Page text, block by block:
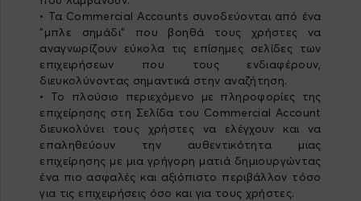
• Τα Commercial Accounts συνοδεύονται από ένα
"μπλε σημάδι" που βοηθά τους χρήστες να
αναγνωρίζουν εύκολα τις επίσημες σελίδες των
επιχειρήσεων που τους ενδιαφέρουν,
διευκολύνοντας σημαντικά στην αναζήτηση.
• Το πλούσιο περιεχόμενο με πληροφορίες της
επιχείρησης στη Σελίδα του Commercial Account
διευκολύνει τους χρήστες να ελέγχουν και να
επαληθεύουν την αυθεντικότητα μιας
επιχείρησης με μια γρήγορη ματιά δημιουργώντας
ένα πιο ασφαλές και αξιόπιστο περιβάλλον τόσο
για τις επιχειρήσεις όσο και για τους χρήστες.